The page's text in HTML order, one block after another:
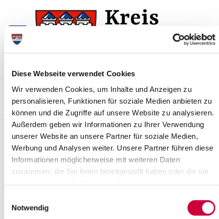
Diese Webseite verwendet Cookies
Wir verwenden Cookies, um Inhalte und Anzeigen zu
personalisieren, Funktionen für soziale Medien anbieten zu
können und die Zugriffe auf unsere Website zu analysieren.
Außerdem geben wir Informationen zu Ihrer Verwendung
unserer Website an unsere Partner für soziale Medien,
Werbung und Analysen weiter. Unsere Partner führen diese
Informationen möglicherweise mit weiteren Daten
zusammen, die Sie ihnen bereitgestellt haben oder die sie
Notwendig
the
navigation
the
content
Kontakt Sitemap Presse & Aktuelles Veranstaltungen
Karriere und Nachwuchskräfte Suchen
Erstaufnahmeeinrichtung in
Kellinghusen wird geschlossen